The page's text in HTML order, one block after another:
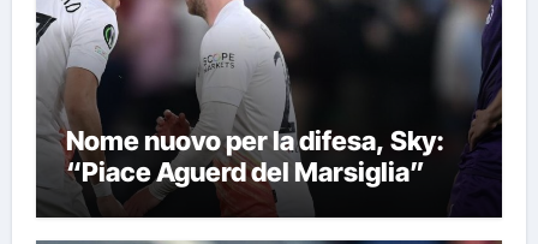
Nome nuovo per la difesa, Sky:
“Piace Aguerd del Marsiglia”